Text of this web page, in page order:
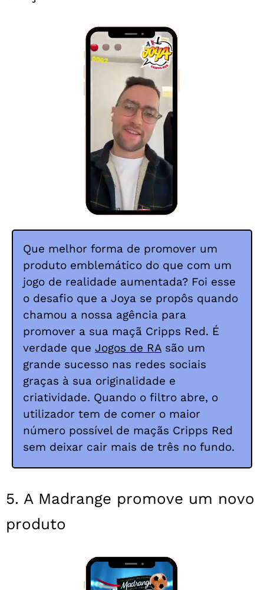
Que melhor forma de promover um
produto emblemático do que com um
jogo de realidade aumentada? Foi esse
o desafio que a Joya se propôs quando
chamou a nossa agência para
promover a sua maçã Cripps Red. É
verdade que Jogos de RA são um
grande sucesso nas redes sociais
graças à sua originalidade e
criatividade. Quando o filtro abre, o
utilizador tem de comer o maior
número possível de maçãs Cripps Red
sem deixar cair mais de três no fundo.
5. A Madrange promove um novo
produto